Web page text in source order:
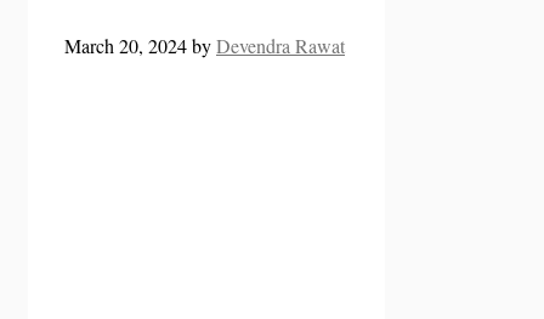
March 20, 2024byDevendra Rawat